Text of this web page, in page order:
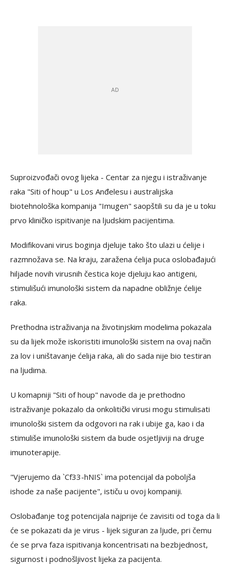
Suproizvođači ovog lijeka - Centar za njegu i istraživanje
raka "Siti of houp" u Los Anđelesu i australijska
biotehnološka kompanija "Imugen" saopštili su da je u toku
prvo kliničko ispitivanje na ljudskim pacijentima.
Modifikovani virus boginja djeluje tako što ulazi u ćelije i
razmnožava se. Na kraju, zaražena ćelija puca oslobađajući
hiljade novih virusnih čestica koje djeluju kao antigeni,
stimulišući imunološki sistem da napadne obližnje ćelije
raka.
Prethodna istraživanja na životinjskim modelima pokazala
su da lijek može iskoristiti imunološki sistem na ovaj način
za lov i uništavanje ćelija raka, ali do sada nije bio testiran
na ljudima.
U komapniji "Siti of houp" navode da je prethodno
istraživanje pokazalo da onkolitički virusi mogu stimulisati
imunološki sistem da odgovori na rak i ubije ga, kao i da
stimuliše imunološki sistem da bude osjetljiviji na druge
imunoterapije.
"Vjerujemo da `Cf33-hNIS` ima potencijal da poboljša
ishode za naše pacijente", ističu u ovoj kompaniji.
Oslobađanje tog potencijala najprije će zavisiti od toga da li
će se pokazati da je virus - lijek siguran za ljude, pri čemu
će se prva faza ispitivanja koncentrisati na bezbjednost,
sigurnost i podnošljivost lijeka za pacijenta.